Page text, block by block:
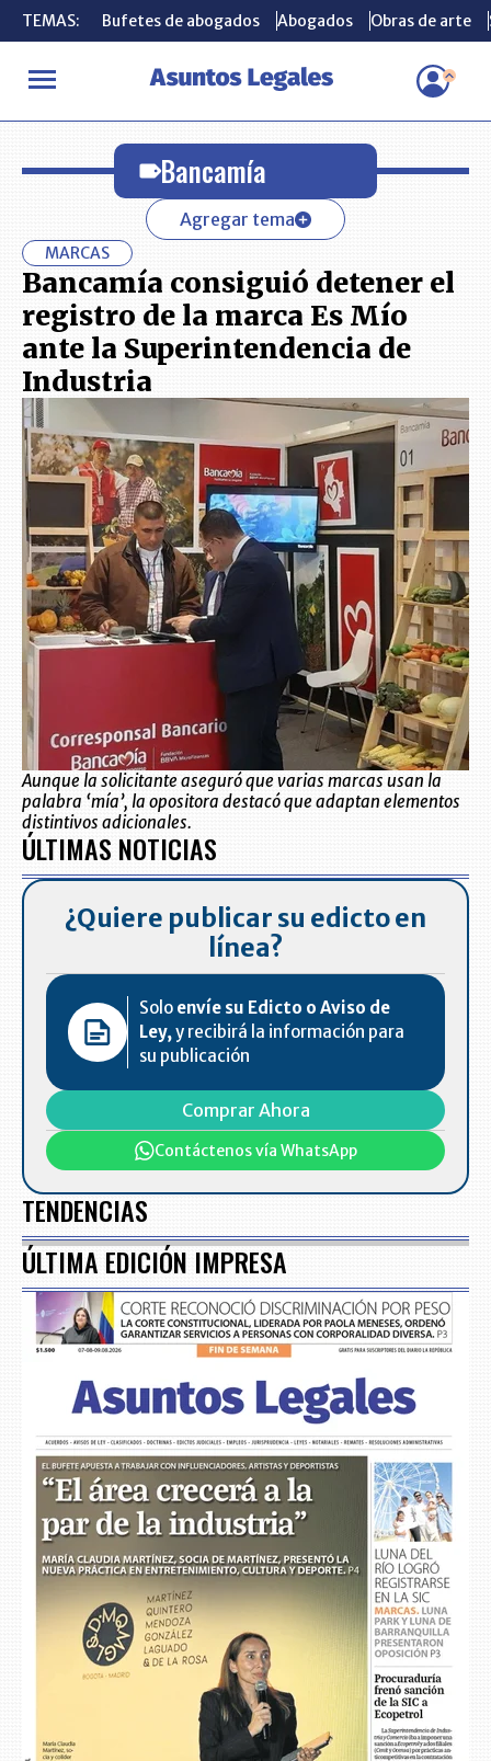
TEMAS: Bufetes de abogados Abogados Obras de arte
INICIO Bancamía
TEMAS: Bufetes de abogados Abogados Obras de arte
Bancamía
Agregar tema
MARCAS
Bancamía consiguió detener el
registro de la marca Es Mío
ante la Superintendencia de
Industria
Aunque la solicitante aseguró que varias marcas usan la
palabra ‘mía’, la opositora destacó que adaptan elementos
distintivos adicionales.
ÚLTIMAS NOTICIAS
¿Quiere publicar su edicto en
línea?
Solo envíe su Edicto o Aviso de
Ley,y recibirá la información para
su publicación
Comprar Ahora
Contáctenos vía WhatsApp
TENDENCIAS
ÚLTIMA EDICIÓN IMPRESA